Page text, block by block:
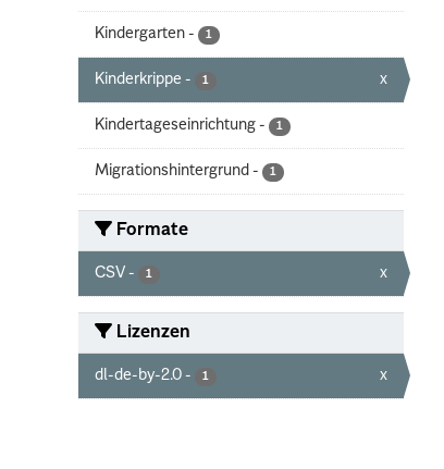
Kindergarten - 1
Kinderkrippe - 1 x
Kindertageseinrichtung - 1
Migrationshintergrund - 1
Formate
CSV - 1 x
Lizenzen
dl-de-by-2.0 - 1 x